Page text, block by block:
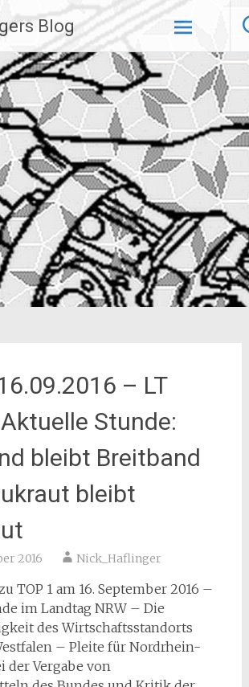
Blog
– LT
Stunde:
bleibt Breitband
bleibt
2016 Nick_Haflinger
TOP 1 am 16. September 2016 –
im Landtag NRW – Die
des Wirtschaftsstandorts
– Pleite für Nordrhein-
der Vergabe von